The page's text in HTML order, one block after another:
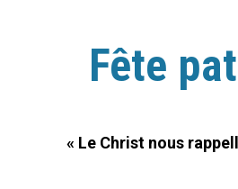
Fête
« Le Christ nous